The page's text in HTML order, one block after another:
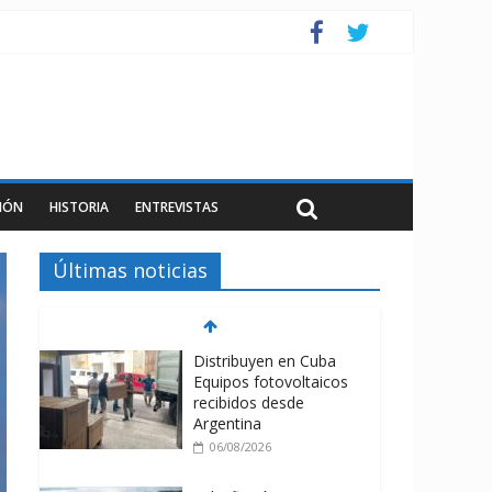
HISTORIA ENTREVISTAS
Últimas noticias
Distribuyen en Cuba
Equipos fotovoltaicos
recibidos desde
Argentina
06/08/2026